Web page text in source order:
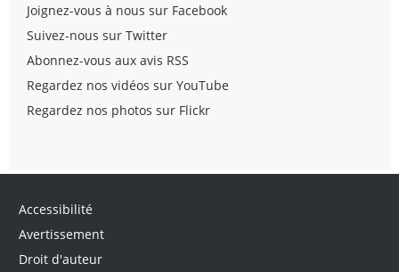
Joignez-vous à nous sur Facebook
Suivez-nous sur Twitter
Abonnez-vous aux avis RSS
Regardez nos vidéos sur YouTube
Regardez nos photos sur Flickr
Accessibilité
Avertissement
Droit d'auteur